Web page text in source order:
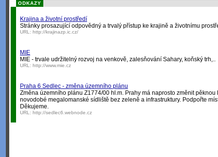
ODKAZY
Krajina a životní prostředí
Stránky prosazující odpovědný a trvalý přístup ke krajině a životnímu
URL: http://krajinazp.ic.cz/
MIE
MIE - trvale udržitelný rozvoj na venkově, zalesňování Sahary, koňský trh,..
URL: http://www.mie.cz
Praha 6 Sedlec - změna územního plánu
Změna územního plánu Z1774/00 hl.m. Prahy má naprosto změnit
novodobé megalomanské sídliště bez zeleně a infrastruktury. Podpořte
Děkujeme.
URL: http://sedlec6.webnode.cz